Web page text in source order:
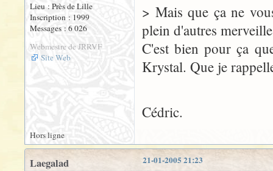
Lieu : Près de Lille
Inscription : 1999
Messages : 6 026
Webmestre de JRRVF
Site Web
> Mais que ça ne
plein d'autres
C'est bien pour ça
Krystal. Que je
Cédric.
Hors ligne
21-01-2005 21:23
Laegalad